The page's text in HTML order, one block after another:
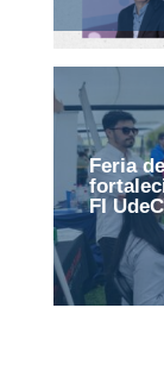
Feria
FI